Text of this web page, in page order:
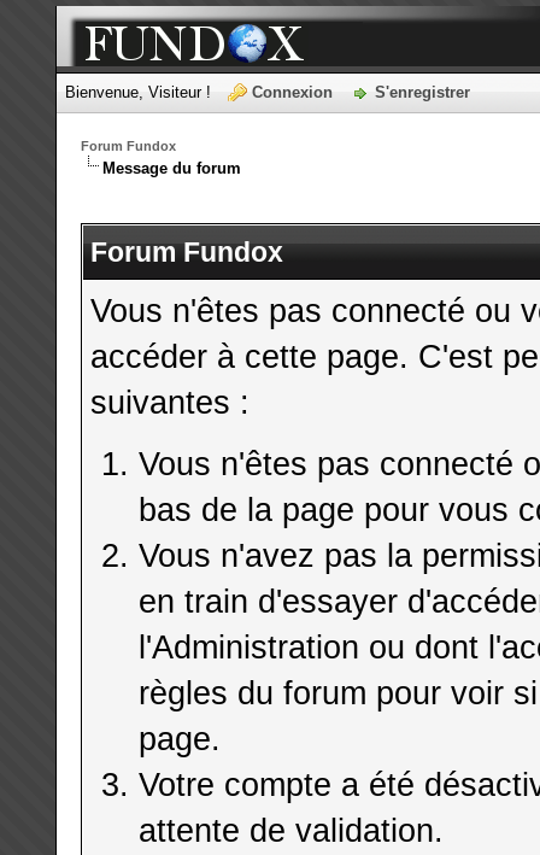
Bienvenue, Visiteur ! Connexion S'enregistrer
Forum Fundox
Message du forum
Forum Fundox
Vous n'êtes pas connecté ou
accéder à cette page. C'est
suivantes :
Vous n'êtes pas connecté
bas de la page pour vous
Vous n'avez pas la
en train d'essayer
l'Administration ou dont
règles du forum pour voir
page.
Votre compte a été
attente de validation.